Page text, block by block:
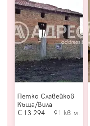
Петко Славейков
Къща/Вила
13 294
91 кв.м.